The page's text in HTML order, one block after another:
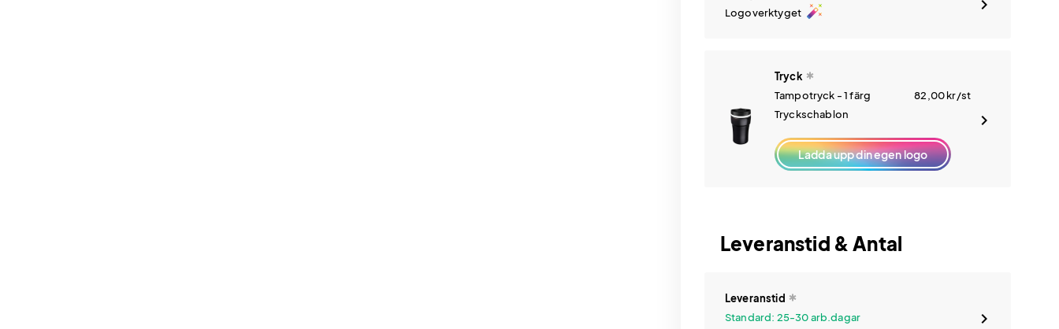
Logoverktyget auto_fix_high
Tryck
Tampotryck - 1 färg
82,00kr/st
Tryckschablon
Ladda upp din egen logo
Leveranstid & Antal
Leveranstid
Standard: 25-30 arb.dagar